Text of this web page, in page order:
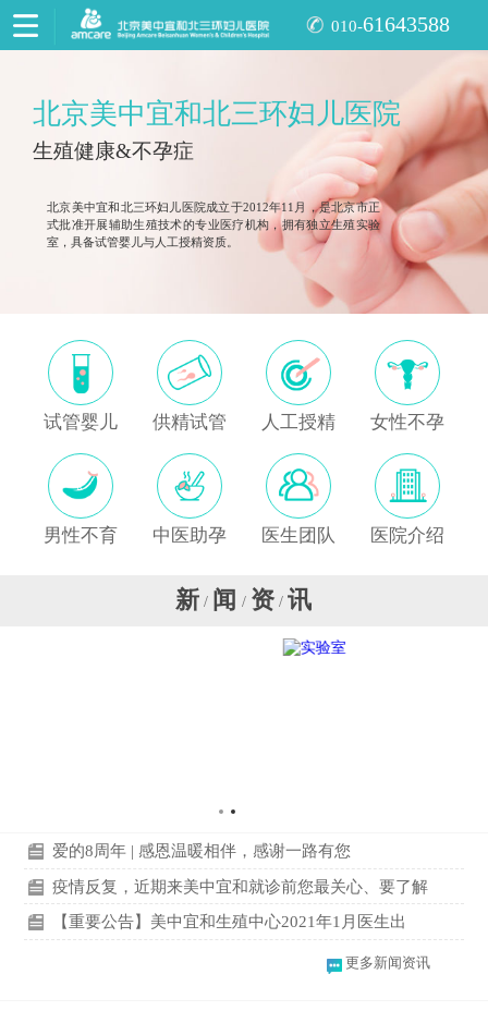
010-61643588
北京美中宜和北三环妇儿医院
生殖健康&不孕症
北京美中宜和北三环妇儿医院成立于2012年11月，是北京市正
式批准开展辅助生殖技术的专业医疗机构，拥有独立生殖实验
室，具备试管婴儿与人工授精资质。
试管婴儿 供精试管 人工授精 女性不孕
男性不育 中医助孕 医生团队 医院介绍
新 / 闻 / 资 / 讯
爱的8周年 | 感恩温暖相伴，感谢一路有您
疫情反复，近期来美中宜和就诊前您最关心、要了解
【重要公告】美中宜和生殖中心2021年1月医生出
更多新闻资讯